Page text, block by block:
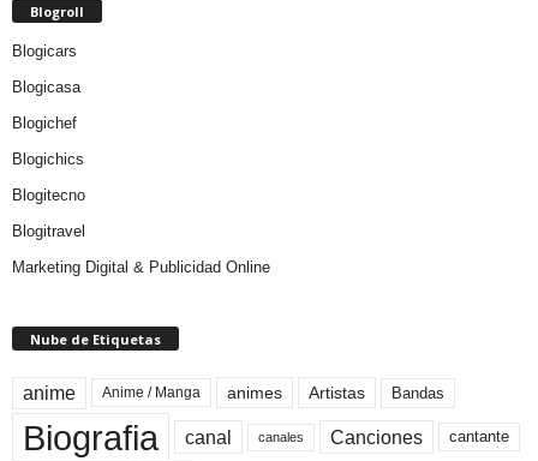
Blogroll
Blogicars
Blogicasa
Blogichef
Blogichics
Blogitecno
Blogitravel
Marketing Digital & Publicidad Online
Nube de Etiquetas
anime Anime / Manga animes Artistas Bandas
Biografia canal canales Canciones cantante